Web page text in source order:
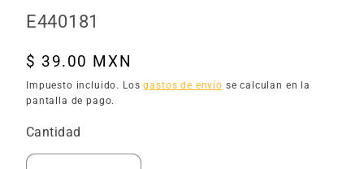
SKU:
E440181
Precio
habitual
$ 39.00 MXN
Impuesto incluido. Losgastos de envío se calculan en la
pantalla de pago.
Cantidad